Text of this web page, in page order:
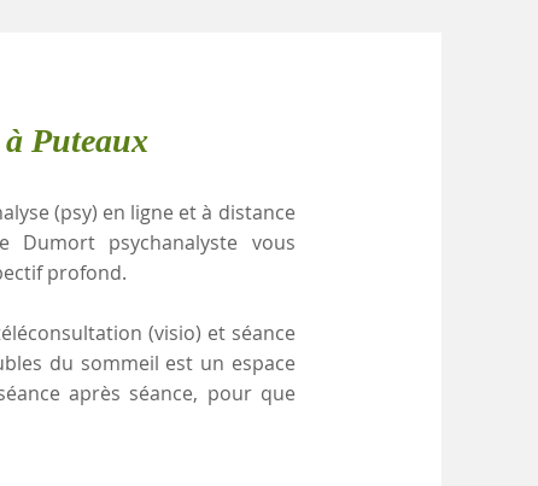
Puteaux
(psy) en ligne et à distance
Dumort psychanalyste vous
profond.
(visio) et séance
du sommeil est un espace
après séance, pour que